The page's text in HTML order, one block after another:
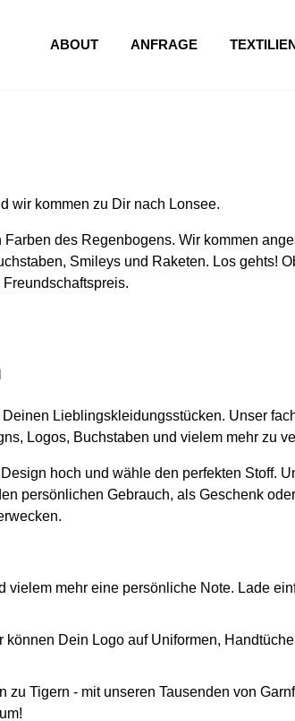
ABOUT ANFRAGE
wir kommen zu Dir nach Lonsee.
des Regenbogens. Wir kommen
Smileys und Raketen. Los gehts!
Lieblingskleidungsstücken. Unser
Logos, Buchstaben und vielem mehr zu
hoch und wähle den perfekten Stoff.
persönlichen Gebrauch, als Geschenk
vielem mehr eine persönliche Note. Lade
Dein Logo auf Uniformen,
Tigern - mit unseren Tausenden von